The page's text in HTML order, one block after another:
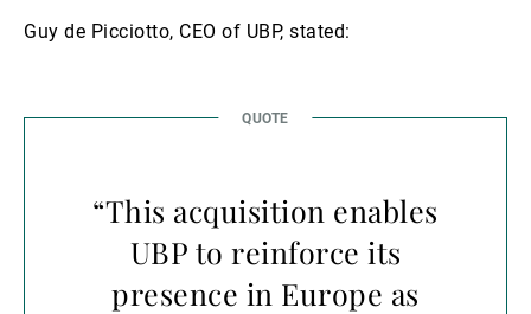
Guy de Picciotto, CEO of UBP, stated:
“This acquisition enables
UBP to reinforce its
presence in Europe as